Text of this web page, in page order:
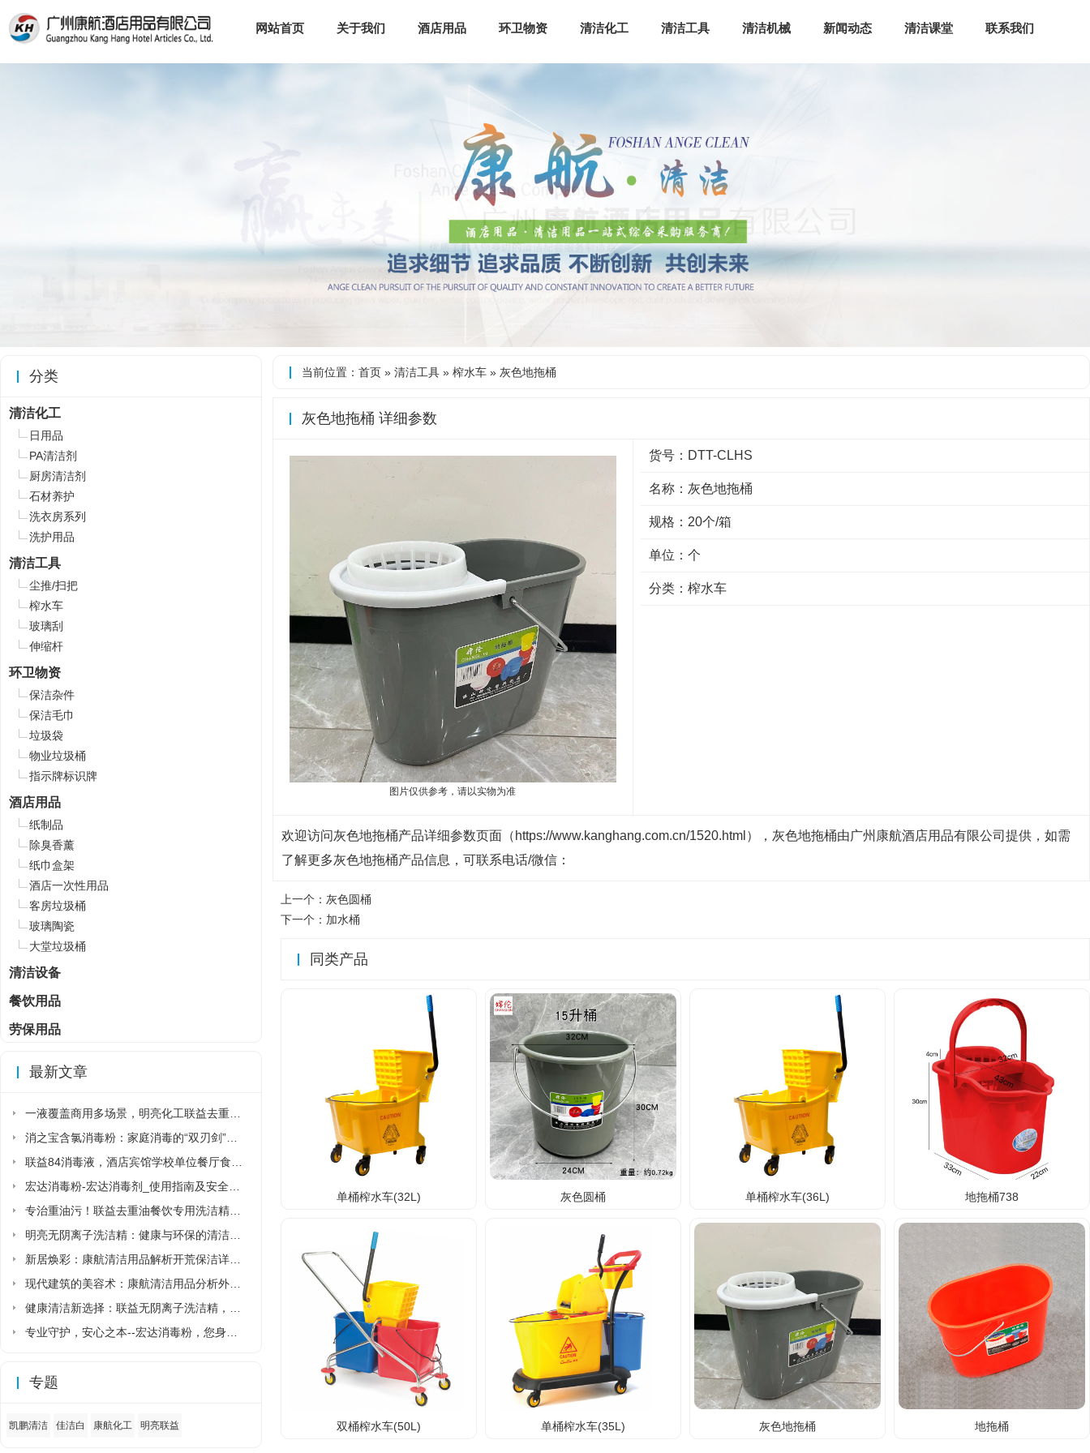
网站首页 关于我们 酒店用品 环卫物资 清洁化工 清洁工具 清洁机械 新闻动态 清洁课堂 联系我们
当前位置： 首页 » 清洁工具 » 榨水车 » 灰色地拖桶
灰色地拖桶 详细参数
图片仅供参考，请以实物为准
货号：DTT-CLHS
名称：灰色地拖桶
规格：20个/箱
单位：个
分类： 榨水车
欢迎访问灰色地拖桶产品详细参数页面（https://www.kanghang.com.cn/1520.html），灰色地拖桶由广州康航酒店用品有限公司提供，如需
了解更多灰色地拖桶产品信息，可联系电话/微信：
上一个： 灰色圆桶
下一个： 加水桶
同类产品
单桶榨水车(32L) 灰色圆桶 单桶榨水车(36L) 地拖桶738
双桶榨水车(50L) 单桶榨水车(35L) 灰色地拖桶 地拖桶
分类
清洁化工
日用品
PA清洁剂
厨房清洁剂
石材养护
洗衣房系列
洗护用品
清洁工具
尘推/扫把
榨水车
玻璃刮
伸缩杆
环卫物资
保洁杂件
保洁毛巾
垃圾袋
物业垃圾桶
指示牌标识牌
酒店用品
纸制品
除臭香薰
纸巾盒架
酒店一次性用品
客房垃圾桶
玻璃陶瓷
大堂垃圾桶
清洁设备
餐饮用品
劳保用品
最新文章
专题
凯鹏清洁 佳洁白 康航化工 明亮联益